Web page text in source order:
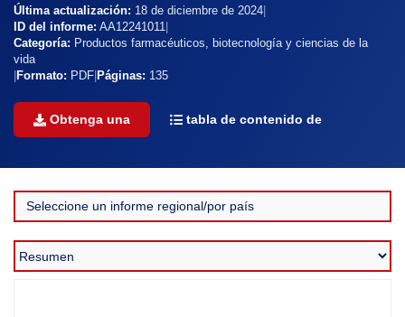
Última actualización: 18 de diciembre de 2024
ID del informe: AA12241011
Categoría: Productos farmacéuticos, biotecnología y ciencias de la
vida
Formato: PDF Páginas: 135
Obtenga una tabla de contenido de